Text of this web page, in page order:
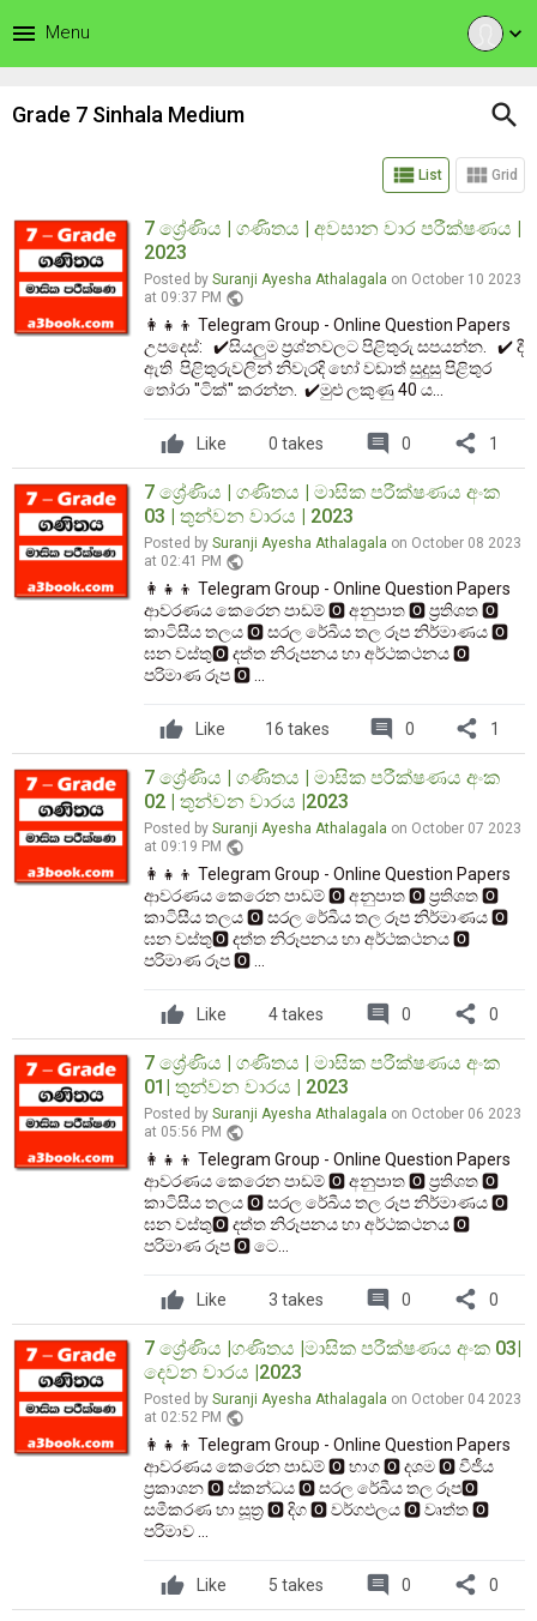
expand_more
menu Menu
Grade 7 Sinhala Medium search
view_list List view_module Grid
7 ශ්‍රේණිය | ගණිතය | අවසාන වාර පරීක්ෂණය |
2023
Posted by Suranji Ayesha Athalagala on October 10 2023
at 09:37 PM public
👩‍👧‍👦 Telegram Group - Online Question Papers
උපදෙස්: ✔️සියලුම ප්‍රශ්නවලට පිළිතුරු සපයන්න. ✔️ දී
ඇති පිළිතුරුවලින් නිවැරදි හෝ වඩාත් සුදුසු පිළිතුර
තෝරා "ටික්" කරන්න. ✔️මුළු ලකුණු 40 ය...
Like 0 takes comment 0 share 1
7 ශ්‍රේණිය | ගණිතය | මාසික පරීක්ෂණය අංක
03 | තුන්වන වාරය | 2023
Posted by Suranji Ayesha Athalagala on October 08 2023
at 02:41 PM public
👩‍👧‍👦 Telegram Group - Online Question Papers
ආවරණය කෙරෙන පාඩම් 🅾️ අනුපාත 🅾️ ප්‍රතිශත 🅾️
කාටිසීය තලය 🅾️ සරල රේඛීය තල රූප නිර්මාණය 🅾️
ඝන වස්තු🅾️ දත්ත නිරූපනය හා අර්ථකථනය 🅾️
පරිමාණ රූප 🅾️ ...
Like 16 takes comment 0 share 1
7 ශ්‍රේණිය | ගණිතය | මාසික පරීක්ෂණය අංක
02 | තුන්වන වාරය |2023
Posted by Suranji Ayesha Athalagala on October 07 2023
at 09:19 PM public
👩‍👧‍👦 Telegram Group - Online Question Papers
ආවරණය කෙරෙන පාඩම් 🅾️ අනුපාත 🅾️ ප්‍රතිශත 🅾️
කාටිසීය තලය 🅾️ සරල රේඛීය තල රූප නිර්මාණය 🅾️
ඝන වස්තු🅾️ දත්ත නිරූපනය හා අර්ථකථනය 🅾️
පරිමාණ රූප 🅾️ ...
Like 4 takes comment 0 share 0
7 ශ්‍රේණිය | ගණිතය | මාසික පරීක්ෂණය අංක
01| තුන්වන වාරය | 2023
Posted by Suranji Ayesha Athalagala on October 06 2023
at 05:56 PM public
👩‍👧‍👦 Telegram Group - Online Question Papers
ආවරණය කෙරෙන පාඩම් 🅾️ අනුපාත 🅾️ ප්‍රතිශත 🅾️
කාටිසීය තලය 🅾️ සරල රේඛීය තල රූප නිර්මාණය 🅾️
ඝන වස්තු🅾️ දත්ත නිරූපනය හා අර්ථකථනය 🅾️
පරිමාණ රූප 🅾️ ටෙ...
Like 3 takes comment 0 share 0
7 ශ්‍රේණිය |ගණිතය |මාසික පරීක්ෂණය අංක 03|
දෙවන වාරය |2023
Posted by Suranji Ayesha Athalagala on October 04 2023
at 02:52 PM public
👩‍👧‍👦 Telegram Group - Online Question Papers
ආවරණය කෙරෙන පාඩම් 🅾️ භාග 🅾️ දශම 🅾️ වීජීය
ප්‍රකාශන 🅾️ ස්කන්ධය 🅾️ සරල රේඛීය තල රූප🅾️
සමීකරණ හා සූත්‍ර 🅾️ දිග 🅾️ වර්ගඵලය 🅾️ වෘත්ත 🅾️
පරිමාව ...
Like 5 takes comment 0 share 0